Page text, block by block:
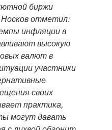
биржи
отметил:
инфляции в
высокую
валют в
участники
своих
практика,
могут давать